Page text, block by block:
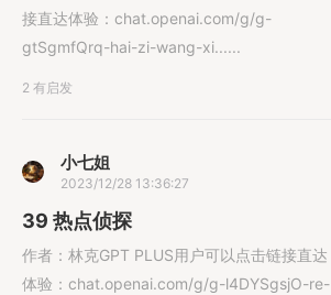
接直达体验：chat.openai.com/g/g-
gtSgmfQrq-hai-zi-wang-xi......
2 有启发
小七姐
2023/12/28 13:36:27
39 热点侦探
作者：林克GPT PLUS用户可以点击链接直达
体验：chat.openai.com/g/g-l4DYSgsjO-re-